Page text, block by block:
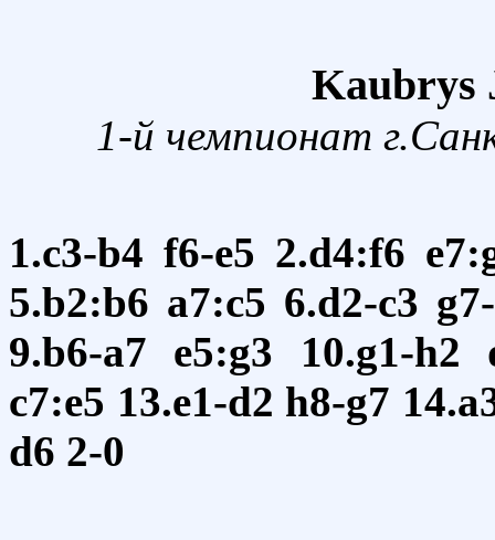
Kaubrys
1-й чемпионат
1.c3-b4 f6-e5 2.d4:f6
5.b2:b6 a7:c5 6.d2-c3
9.b6-a7
e5:g3 10.g1-h2
c7:e5 13.e1-d2 h8-g7
d6 2-0